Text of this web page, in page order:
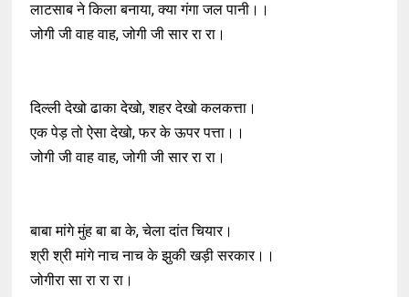
लाटसाब ने किला बनाया, क्या गंगा जल पानी।।
जोगी जी वाह वाह, जोगी जी सार रा रा।
दिल्ली देखो ढाका देखो, शहर देखो कलकत्ता।
एक पेड़ तो ऐसा देखो, फर के ऊपर पत्ता।।
जोगी जी वाह वाह, जोगी जी सार रा रा।
बाबा मांगे मुंह बा बा के, चेला दांत चियार।
श्री श्री मांगे नाच नाच के झुकी खड़ी सरकार।।
जोगीरा सा रा रा रा।